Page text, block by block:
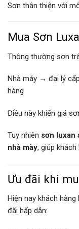
Sơn thân thiện với
Mua Sơn
Thông thường sơn
Nhà máy → đại lý
hàng
Điều này khiến giá
Tuy nhiên sơn luxan
nhà mày, giúp
Ưu đãi khi
Hiện nay khách hàng
đãi hấp dẫn: